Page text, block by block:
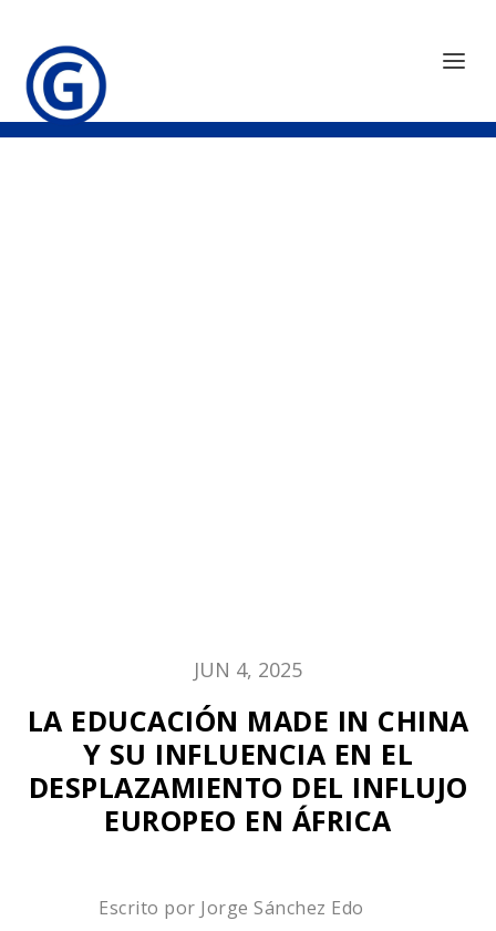
JUN 4, 2025
LA EDUCACIÓN MADE IN CHINA
Y SU INFLUENCIA EN EL
DESPLAZAMIENTO DEL INFLUJO
EUROPEO EN ÁFRICA
Escrito por Jorge Sánchez Edo